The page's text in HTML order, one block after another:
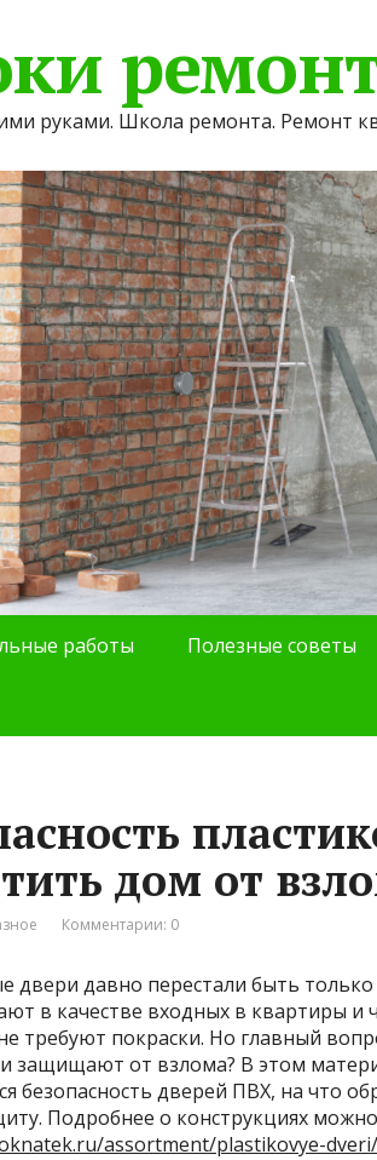
руками. Школа ремонта. Ремонт
работы Полезные советы
дом от
Комментарии: 0
двери давно перестали быть
в качестве входных в квартиры
требуют покраски. Но главный
защищают от взлома? В этом
безопасность дверей ПВХ, на что
Подробнее о конструкциях
assortment/plastikovye-dveri/